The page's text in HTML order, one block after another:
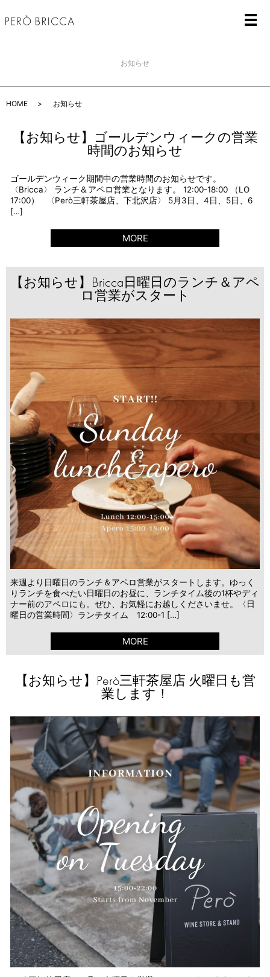
メ
お知らせ
HOME お知らせ
【お知らせ】ゴールデンウィークの営業
時間のお知らせ
ゴールデンウィーク期間中の営業時間のお知らせです。
〈Bricca〉 ランチ＆アペロ営業となります。 12:00-18:00 （LO
17:00） 〈Però三軒茶屋店、下北沢店〉 5月3日、4日、5日、6
[…]
MORE
【お知らせ】Bricca日曜日のランチ＆アペ
ロ営業がスタート
来週より日曜日のランチ＆アペロ営業がスタートします。ゆっく
りランチを食べたい日曜日のお昼に、ランチタイム後の1杯やディ
ナー前のアペロにも。ぜひ、お気軽にお越しくださいませ。〈日
曜日の営業時間〉ランチタイム 12:00-1 […]
MORE
【お知らせ】Però三軒茶屋店 火曜日も営
業します！